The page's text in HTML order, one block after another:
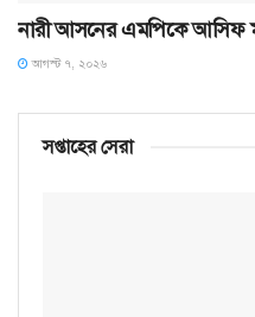
নারী আসনের এমপিকে আসিফ
আগস্ট ৭, ২০২৬
সপ্তাহের সেরা